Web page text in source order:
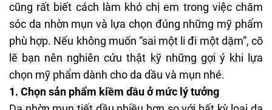
cũng rất biết cách làm khó chị em trong việc chăm
sóc da nhờn mụn và lựa chọn đúng những mỹ phẩm
phù hợp. Nếu không muốn “sai một li đi một dặm”, cõ
lẽ bạn nên nghiên cứu thật kỹ những gợi ý khi lựa
chọn mỹ phẩm dành cho da dầu và mụn nhé.
1. Chọn sản phẩm kiềm dầu ở mức lý tưởng